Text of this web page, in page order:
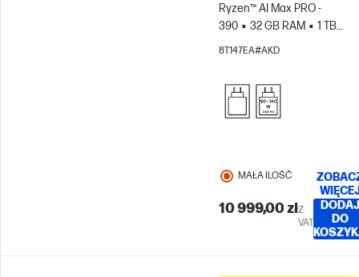
Przejdź do porównaniaRyzen™ AI Max PRO -
390
32 GB RAM
1 TB
SSD
14" 2.8K Ekran
8T147EA#AKD
MAŁA ILOŚĆ
10 999,00 złZ
VAT
DODAJ
DO